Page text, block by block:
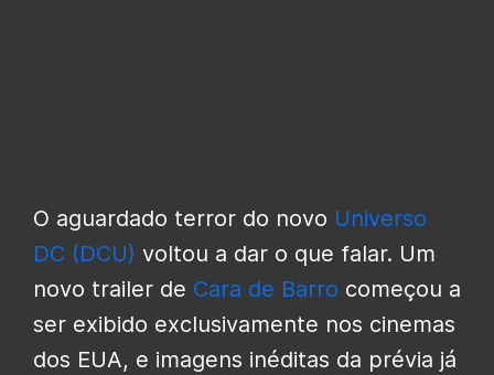
O aguardado terror do novo Universo
DC (DCU) voltou a dar o que falar. Um
novo trailer de Cara de Barro começou a
ser exibido exclusivamente nos cinemas
dos EUA, e imagens inéditas da prévia já